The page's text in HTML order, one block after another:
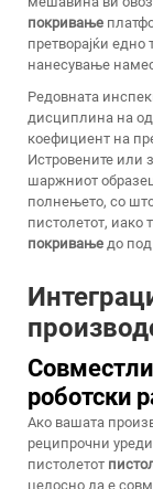
покривање
претворајќи едно
нанесување
Редовната
дисциплина на
коефициент на
Истровените или
шаржниот
полнењето, со
пистолетот, иако
покривање до
роботски
Ако вашата
реципрочни
пистолетот
целосно да е